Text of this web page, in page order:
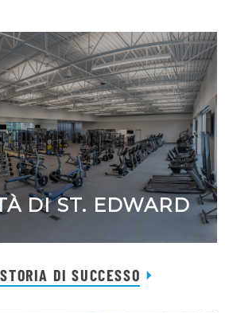
DI ST. EDWARD
DI SUCCESSO